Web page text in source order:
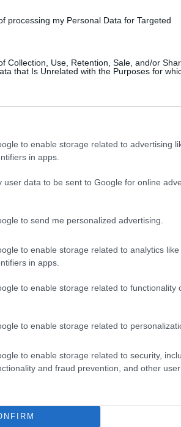
processing my Personal Data for Targeted
Collection, Use, Retention, Sale, and/or
that Is Unrelated with the Purposes for
to enable storage related to advertising
in apps.
user data to be sent to Google for online
to send me personalized advertising.
to enable storage related to analytics
in apps.
to enable storage related to functionality
to enable storage related to
to enable storage related to security,
and fraud prevention, and other user